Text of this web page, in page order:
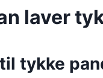
laver
tykke